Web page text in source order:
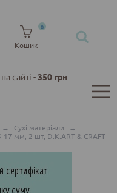
сайті -350 грн
Кошик
0
→ Сухі матеріали
→
17 мм, 2 шт, D.K.ART & CRAFT